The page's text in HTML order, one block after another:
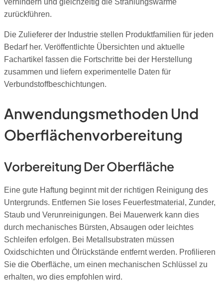
zurückführen.
Die Zulieferer der Industrie stellen Produktfamilien für jeden
Bedarf her. Veröffentlichte Übersichten und aktuelle
Fachartikel fassen die Fortschritte bei der Herstellung
zusammen und liefern experimentelle Daten für
Verbundstoffbeschichtungen.
Anwendungsmethoden Und
Oberflächenvorbereitung
Vorbereitung Der Oberfläche
Eine gute Haftung beginnt mit der richtigen Reinigung des
Untergrunds. Entfernen Sie loses Feuerfestmaterial, Zunder,
Staub und Verunreinigungen. Bei Mauerwerk kann dies
durch mechanisches Bürsten, Absaugen oder leichtes
Schleifen erfolgen. Bei Metallsubstraten müssen
Oxidschichten und Ölrückstände entfernt werden. Profilieren
Sie die Oberfläche, um einen mechanischen Schlüssel zu
erhalten, wo dies empfohlen wird.